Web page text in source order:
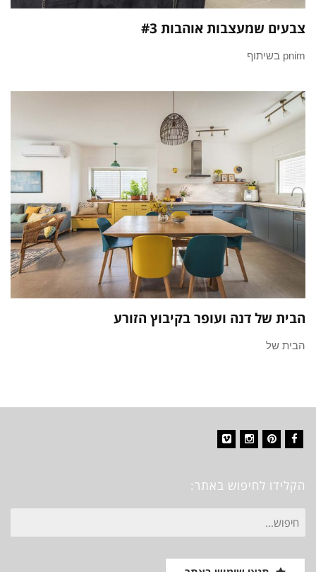
צבעים שמעצבות אוהבות #3
pnim בשיתוף
הבית של דנה ועופר בקיבוץ הזורע
הבית של
הקלידו לחיפוש באתר:
חיפוש
עבור: